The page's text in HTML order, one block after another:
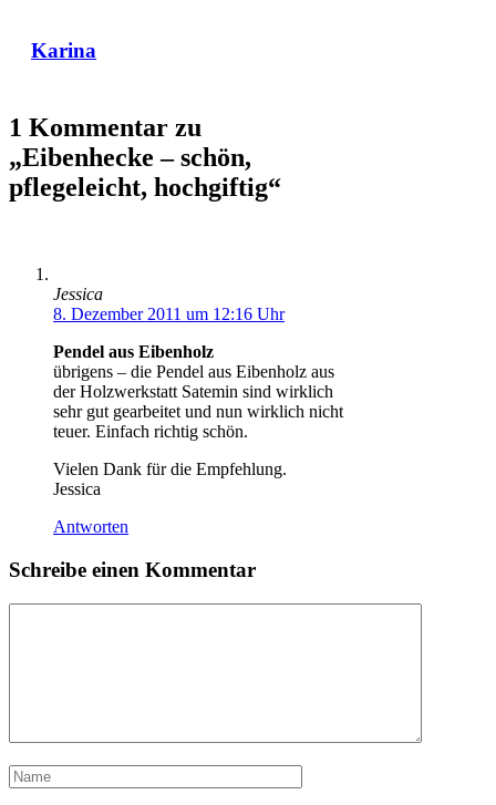
Karina
1 Kommentar zu
„Eibenhecke – schön,
pflegeleicht, hochgiftig“
Jessica
8. Dezember 2011 um 12:16 Uhr
Pendel aus Eibenholz
übrigens – die Pendel aus Eibenholz aus
der Holzwerkstatt Satemin sind wirklich
sehr gut gearbeitet und nun wirklich nicht
teuer. Einfach richtig schön.
Vielen Dank für die Empfehlung.
Jessica
Antworten
Schreibe einen Kommentar
Name